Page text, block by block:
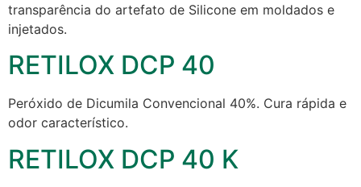
transparência do artefato de Silicone em moldados e
injetados.
RETILOX DCP 40
Peróxido de Dicumila Convencional 40%. Cura rápida e
odor característico.
RETILOX DCP 40 K